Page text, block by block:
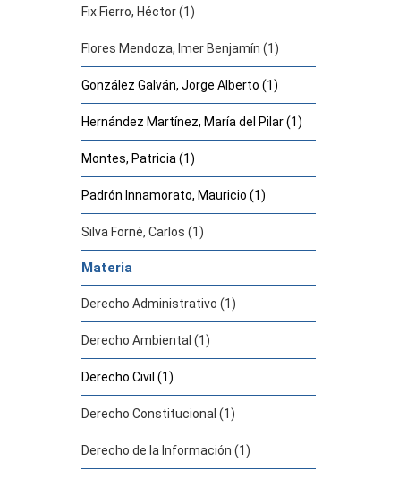
Fix Fierro, Héctor (1)
Flores Mendoza, Imer Benjamín (1)
González Galván, Jorge Alberto (1)
Hernández Martínez, María del Pilar (1)
Montes, Patricia (1)
Padrón Innamorato, Mauricio (1)
Silva Forné, Carlos (1)
Materia
Derecho Administrativo (1)
Derecho Ambiental (1)
Derecho Civil (1)
Derecho Constitucional (1)
Derecho de la Información (1)